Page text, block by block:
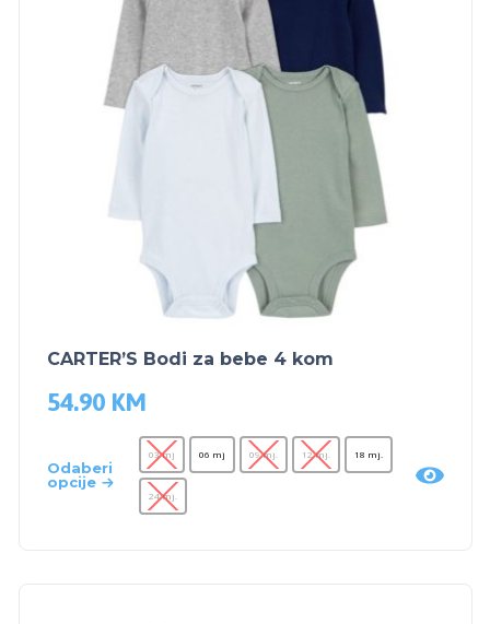
CARTER’S Bodi za bebe 4 kom
54.90 KM
Odaberi
opcije
03 mj 06 mj 09 mj. 12 mj. 18 mj.
24 mj.